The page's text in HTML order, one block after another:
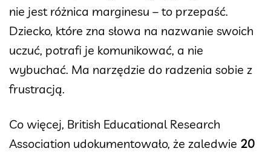
nie jest różnica marginesu – to przepaść.
Dziecko, które zna słowa na nazwanie swoich
uczuć, potrafi je komunikować, a nie
wybuchać. Ma narzędzie do radzenia sobie z
frustracją.
Co więcej, British Educational Research
Association udokumentowało, że zaledwie 20